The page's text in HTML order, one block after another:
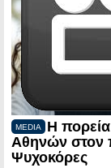
MEDIA
Η
Αθηνών στον
Ψυχοκόρες